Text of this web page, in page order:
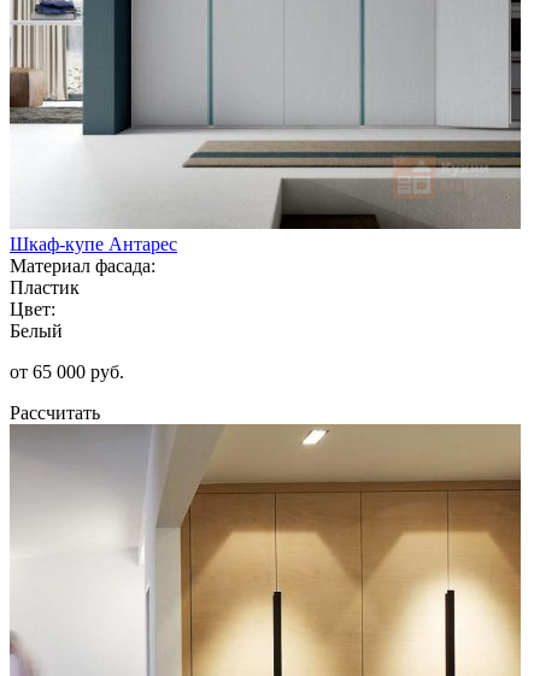
Шкаф-купе Антарес
Материал фасада:
Пластик
Цвет:
Белый
от 65 000 руб.
Рассчитать